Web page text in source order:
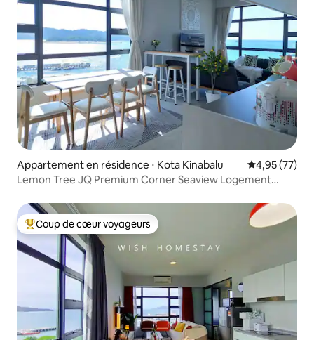
Appartement en résidence ⋅ Kota Kinabalu Évaluation
4,95 (77)
Lemon Tree JQ Premium Corner Seaview Logement
Coups de cœur voyageurs les plus appréciés
Coup de cœur voyageurs